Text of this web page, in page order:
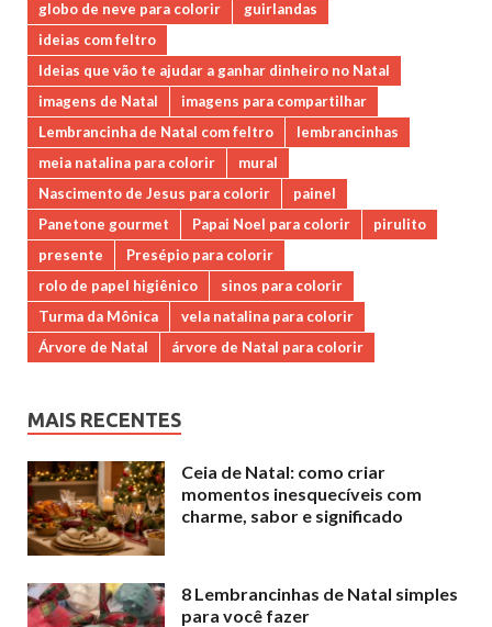
globo de neve para colorir
guirlandas
ideias com feltro
Ideias que vão te ajudar a ganhar dinheiro no Natal
imagens de Natal
imagens para compartilhar
Lembrancinha de Natal com feltro
lembrancinhas
meia natalina para colorir
mural
Nascimento de Jesus para colorir
painel
Panetone gourmet
Papai Noel para colorir
pirulito
presente
Presépio para colorir
rolo de papel higiênico
sinos para colorir
Turma da Mônica
vela natalina para colorir
Árvore de Natal
árvore de Natal para colorir
MAIS RECENTES
Ceia de Natal: como criar
momentos inesquecíveis com
charme, sabor e significado
8 Lembrancinhas de Natal simples
para você fazer